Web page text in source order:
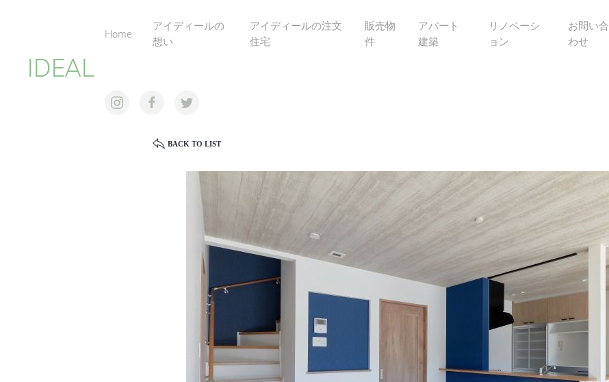
IDEAL
Home
アイディールの
想い
アイディールの注文
住宅
販売物
件
アパート
建築
リノベーシ
ョン
お問い合
わせ
BACK TO LIST